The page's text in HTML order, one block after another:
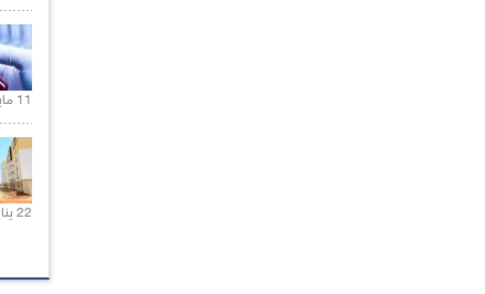
11 مايو 2021 |
22 يناير 2020 |